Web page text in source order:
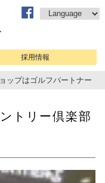
採用情報
ップはゴルフパートナー
トリー倶楽部